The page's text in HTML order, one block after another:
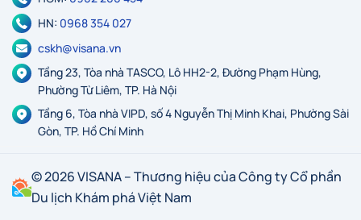
HN: 0968 354 027
cskh@visana.vn
Tầng 23, Tòa nhà TASCO, Lô HH2-2, Đường Phạm Hùng,
Phường Từ Liêm, TP. Hà Nội
Tầng 6, Tòa nhà VIPD, số 4 Nguyễn Thị Minh Khai, Phường Sài
Gòn, TP. Hồ Chí Minh
© 2026 VISANA – Thương hiệu của Công ty Cổ phần
Du lịch Khám phá Việt Nam